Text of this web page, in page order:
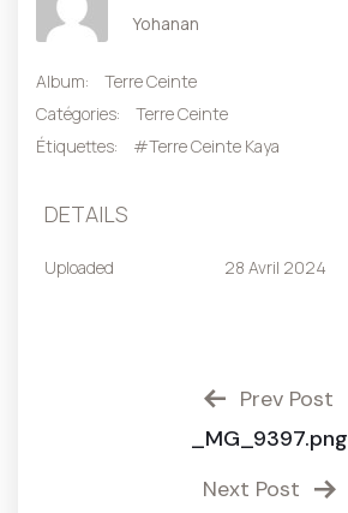
Yohanan
Album:
Terre Ceinte
Catégories:
Terre Ceinte
Étiquettes:
#Terre Ceinte Kaya
DETAILS
Uploaded 28 Avril 2024
Prev Post
_MG_9397.png
Next Post